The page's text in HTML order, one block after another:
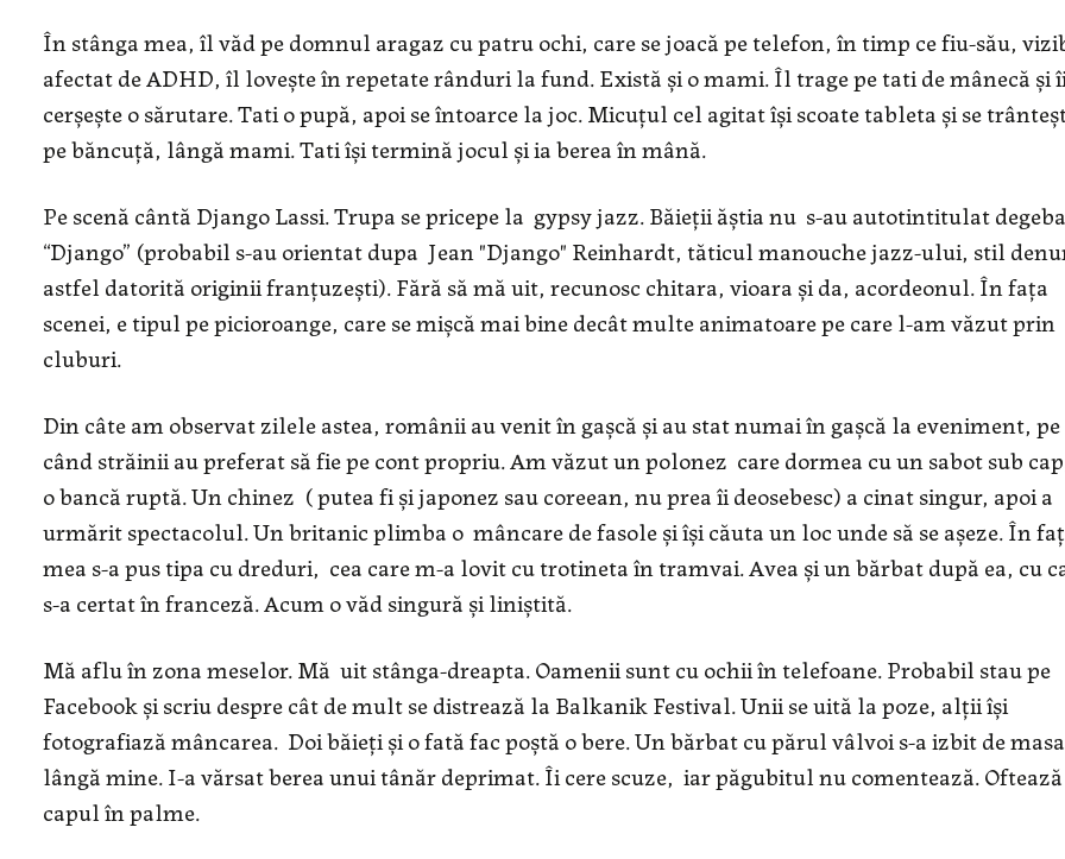
În stânga mea, îl văd pe domnul aragaz cu patru ochi, care se joacă pe telefon, în timp ce fiu-său,
afectat de ADHD, îl lovește în repetate rânduri la fund. Există și o mami. Îl trage pe tati de mânecă și
cerșește o sărutare. Tati o pupă, apoi se întoarce la joc. Micuțul cel agitat își scoate tableta și se
pe băncuță, lângă mami. Tati își termină jocul și ia berea în mână.
Pe scenă cântă Django Lassi. Trupa se pricepe la gypsy jazz. Băieții ăștia nu s-au autotintitulat degeba
“Django” (probabil s-au orientat dupa Jean "Django" Reinhardt, tăticul manouche jazz-ului, stil
astfel datorită originii franțuzești). Fără să mă uit, recunosc chitara, vioara și da, acordeonul. În fața
scenei, e tipul pe picioroange, care se mișcă mai bine decât multe animatoare pe care l-am văzut prin
cluburi.
Din câte am observat zilele astea, românii au venit în gașcă și au stat numai în gașcă la eveniment, pe
când străinii au preferat să fie pe cont propriu. Am văzut un polonez care dormea cu un sabot sub
o bancă ruptă. Un chinez ( putea fi și japonez sau coreean, nu prea îi deosebesc) a cinat singur, apoi a
urmărit spectacolul. Un britanic plimba o mâncare de fasole și își căuta un loc unde să se așeze. În
mea s-a pus tipa cu dreduri, cea care m-a lovit cu trotineta în tramvai. Avea și un bărbat după ea, cu
s-a certat în franceză. Acum o văd singură și liniștită.
Mă aflu în zona meselor. Mă uit stânga-dreapta. Oamenii sunt cu ochii în telefoane. Probabil stau pe
Facebook și scriu despre cât de mult se distrează la Balkanik Festival. Unii se uită la poze, alții își
fotografiază mâncarea. Doi băieți și o fată fac poștă o bere. Un bărbat cu părul vâlvoi s-a izbit de
lângă mine. I-a vărsat berea unui tânăr deprimat. Îi cere scuze, iar păgubitul nu comentează.
capul în palme.